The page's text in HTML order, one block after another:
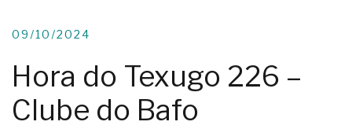
09/10/2024
Hora do Texugo 226 –
Clube do Bafo